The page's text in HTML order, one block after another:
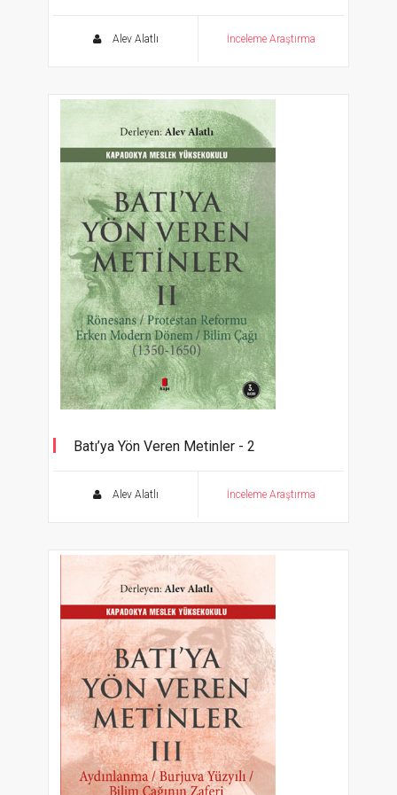
Alev Alatlı İnceleme Araştırma
Batı’ya Yön Veren Metinler - 2
Modern Dönem / Bilim Çağı (1350-1650)
Alev Alatlı İnceleme Araştırma